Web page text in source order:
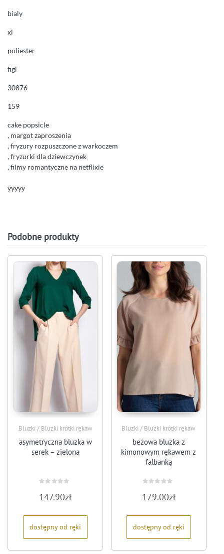
bialy
xl
poliester
figl
30876
159
cake popsicle
, margot zaproszenia
, fryzury rozpuszczone z warkoczem
, fryzurki dla dziewczynek
, filmy romantyczne na netflixie
yyyyy
Podobne produkty
Bluzki / Bluzki krótki rękaw
asymetryczna bluzka w
serek – zielona
0
na
147.90zł
dostępny od ręki
Bluzki / Bluzki krótki rękaw
beżowa bluzka z
kimonowym rękawem z
falbanką
0
na
179.00zł
dostępny od ręki